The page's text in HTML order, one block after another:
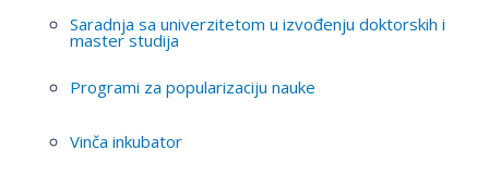
Saradnja sa univerzitetom u izvođenju doktorskih i
master studija
Programi za popularizaciju nauke
Vinča inkubator